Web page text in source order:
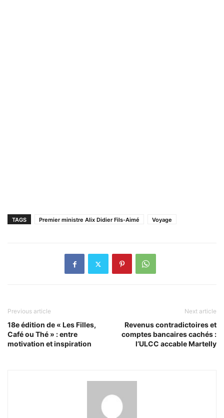
TAGS Premier ministre Alix Didier Fils-Aimé Voyage
Previous article
18e édition de « Les Filles,
Café ou Thé » : entre
motivation et inspiration
Next article
Revenus contradictoires et
comptes bancaires cachés :
l’ULCC accable Martelly